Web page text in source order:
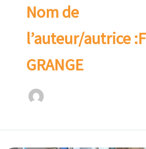
Nom de
l’auteur/autrice
GRANGE